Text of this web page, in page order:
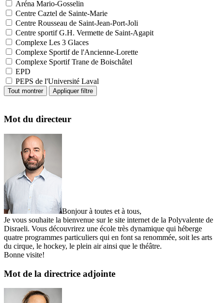
Aréna Mario-Gosselin
Centre Caztel de Sainte-Marie
Centre Rousseau de Saint-Jean-Port-Joli
Centre sportif G.H. Vermette de Saint-Agapit
Complexe Les 3 Glaces
Complexe Sportif de l'Ancienne-Lorette
Complexe Sportif Trane de Boischâtel
EPD
PEPS de l'Université Laval
Mot du directeur
Bonjour à toutes et à tous,
Je vous souhaite la bienvenue sur le site internet de la Polyvalente de
Disraeli. Vous découvrirez une école très dynamique qui héberge
quatre programmes particuliers qui en font sa renommée, soit les arts
du cirque, le hockey, le plein air ainsi que le théâtre.
Bonne visite!
Mot de la directrice adjointe